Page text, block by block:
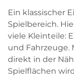
Ein klassischer
Spielbereich.
viele Kleinteile:
und Fahrzeuge.
direkt in der
Spielflächen